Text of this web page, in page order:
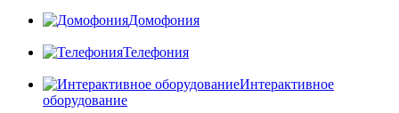
Домофония
Телефония
Интерактивное
оборудование